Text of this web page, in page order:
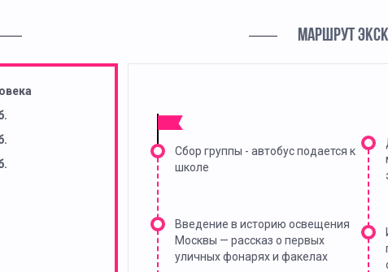
МАРШРУТ
Сбор группы - автобус подается к
школе
Введение в историю освещения
Москвы — рассказ о первых
уличных фонарях и факелах